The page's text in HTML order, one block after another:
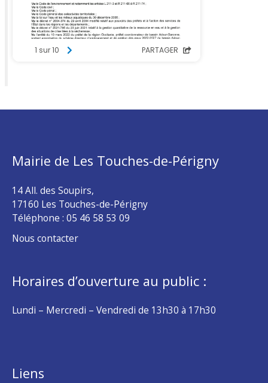
Mairie de Les Touches-de-Périgny
14 All. des Soupirs,
17160 Les Touches-de-Périgny
Téléphone : 05 46 58 53 09
Nous contacter
Horaires d’ouverture au public :
Lundi – Mercredi – Vendredi de 13h30 à 17h30
Liens